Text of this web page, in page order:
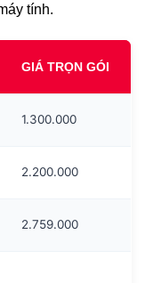
tính.
GIÁ TRỌN GÓI
1.300.000
2.200.000
2.759.000